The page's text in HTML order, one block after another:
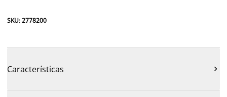
SKU: 2778200
Características 